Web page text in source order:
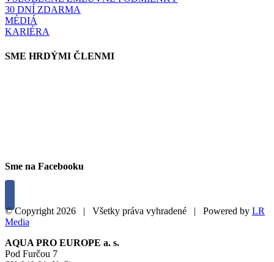
30 DNÍ ZDARMA
MÉDIÁ
KARIÉRA
SME HRDÝMI ČLENMI
Sme na Facebooku
© Copyright2026 | Všetky práva vyhradené | Powered by LR
Media
Close
Sliding
AQUA PRO EUROPE a. s.
Pod Furčou 7